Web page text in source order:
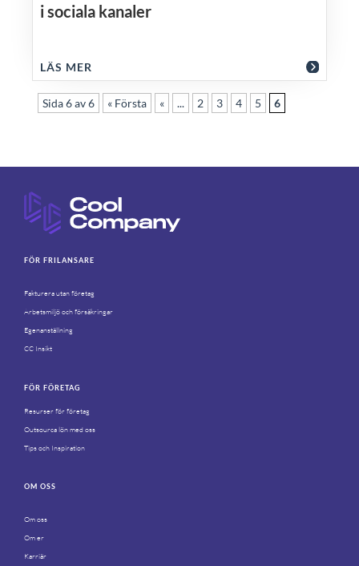
i sociala kanaler
LÄS MER
Sida 6 av 6 « Första « ... 2 3 4 5 6
FÖR FRILANSARE
Fakturera utan företag
Arbetsmiljö och försäkringar
Egenanställning
CC Insikt
FÖR FÖRETAG
Resurser för företag
Outsourca lön med oss
Tips och Inspiration
OM OSS
Om oss
Om er
Karriär